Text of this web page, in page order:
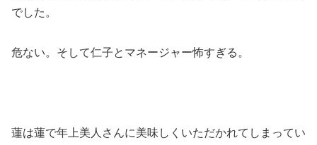
でした。
危ない。そして仁子とマネージャー怖すぎる。
蓮は蓮で年上美人さんに美味しくいただかれてしまってい